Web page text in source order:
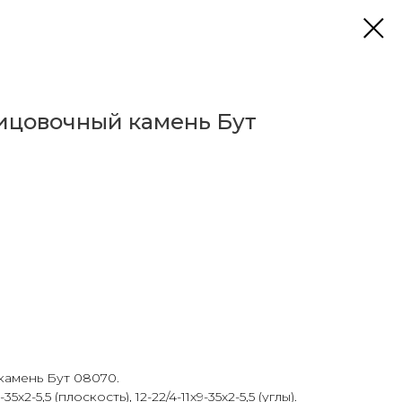
камень Бут
Бут 08070.
5,5 (плоскость), 12-22/4-11х9-35х2-5,5 (углы).